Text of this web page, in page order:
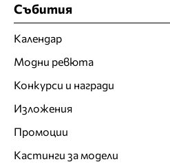
Събития
Календар
Модни ревюта
Конкурси и награди
Изложения
Промоции
Кастинги за модели